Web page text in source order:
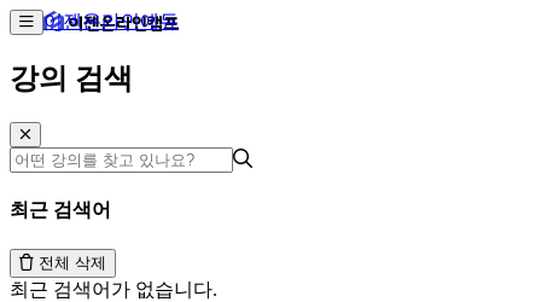
이젠온라인에듀
강의 검색
최근 검색어
전체 삭제
최근 검색어가 없습니다.